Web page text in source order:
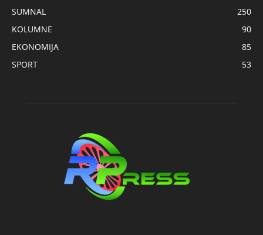
SUMNAL
250
KOLUMNE
90
EKONOMIJA
85
SPORT
53